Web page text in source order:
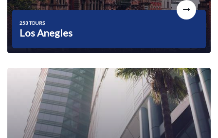
253 TOURS
Los Anegles